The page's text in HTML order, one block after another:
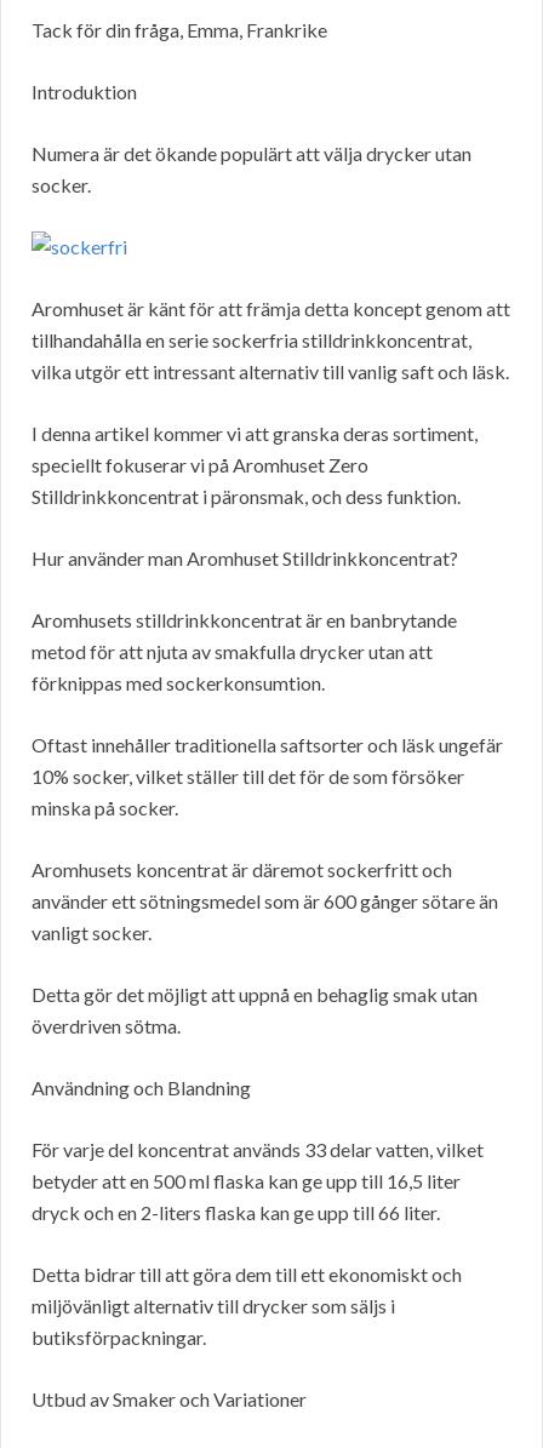
Tack för din fråga, Emma, Frankrike
Introduktion
Numera är det ökande populärt att välja drycker utan
socker.
Aromhuset är känt för att främja detta koncept genom att
tillhandahålla en serie sockerfria stilldrinkkoncentrat,
vilka utgör ett intressant alternativ till vanlig saft och läsk.
I denna artikel kommer vi att granska deras sortiment,
speciellt fokuserar vi på Aromhuset Zero
Stilldrinkkoncentrat i päronsmak, och dess funktion.
Hur använder man Aromhuset Stilldrinkkoncentrat?
Aromhusets stilldrinkkoncentrat är en banbrytande
metod för att njuta av smakfulla drycker utan att
förknippas med sockerkonsumtion.
Oftast innehåller traditionella saftsorter och läsk ungefär
10% socker, vilket ställer till det för de som försöker
minska på socker.
Aromhusets koncentrat är däremot sockerfritt och
använder ett sötningsmedel som är 600 gånger sötare än
vanligt socker.
Detta gör det möjligt att uppnå en behaglig smak utan
överdriven sötma.
Användning och Blandning
För varje del koncentrat används 33 delar vatten, vilket
betyder att en 500 ml flaska kan ge upp till 16,5 liter
dryck och en 2-liters flaska kan ge upp till 66 liter.
Detta bidrar till att göra dem till ett ekonomiskt och
miljövänligt alternativ till drycker som säljs i
butiksförpackningar.
Utbud av Smaker och Variationer